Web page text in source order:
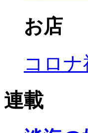
お店
コロ
連載